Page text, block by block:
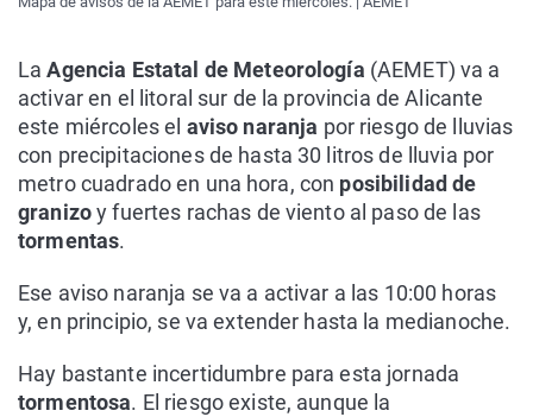
LaAgencia Estatal de Meteorología (AEMET) va a
activar en el litoral sur de la provincia de Alicante
este miércoles el aviso naranja por riesgo de lluvias
con precipitaciones de hasta 30 litros de lluvia por
metro cuadrado en una hora, con posibilidad de
granizoy fuertes rachas de viento al paso de las
tormentas.
Ese aviso naranja se va a activar a las 10:00 horas
y, en principio, se va extender hasta la medianoche.
Hay bastante incertidumbre para esta jornada
tormentosa. El riesgo existe, aunque la